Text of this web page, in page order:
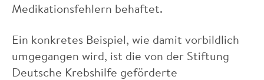
Medikationsfehlern behaftet.
Ein konkretes Beispiel, wie damit vorbildlich
umgegangen wird, ist die von der Stiftung
Deutsche Krebshilfe geförderte